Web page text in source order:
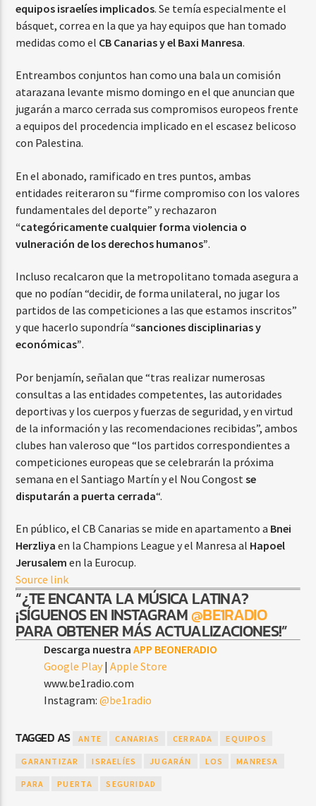
equipos israelíes implicados. Se temía especialmente el
básquet, correa en la que ya hay equipos que han tomado
medidas como el CB Canarias y el Baxi Manresa.
Entreambos conjuntos han como una bala un comisión
atarazana levante mismo domingo en el que anuncian que
jugarán a marco cerrada sus compromisos europeos frente
a equipos del procedencia implicado en el escasez belicoso
con Palestina.
En el abonado, ramificado en tres puntos, ambas
entidades reiteraron su “firme compromiso con los valores
fundamentales del deporte” y rechazaron
“categóricamente cualquier forma violencia o
vulneración de los derechos humanos”.
Incluso recalcaron que la metropolitano tomada asegura a
que no podían “decidir, de forma unilateral, no jugar los
partidos de las competiciones a las que estamos inscritos”
y que hacerlo supondría “sanciones disciplinarias y
económicas”.
Por benjamín, señalan que “tras realizar numerosas
consultas a las entidades competentes, las autoridades
deportivas y los cuerpos y fuerzas de seguridad, y en virtud
de la información y las recomendaciones recibidas”, ambos
clubes han valeroso que “los partidos correspondientes a
competiciones europeas que se celebrarán la próxima
semana en el Santiago Martín y el Nou Congostse
disputarán a puerta cerrada“.
En público, el CB Canarias se mide en apartamento a Bnei
Herzliya en la Champions League y el Manresa al Hapoel
Jerusalem en la Eurocup.
Source link
“¿TE ENCANTA LA MÚSICA LATINA?
¡SÍGUENOS EN INSTAGRAM@BE1RADIO
PARA OBTENER MÁS ACTUALIZACIONES!”
Descarga nuestraAPP BEONERADIO
Google Play |Apple Store
www.be1radio.com
Instagram:@be1radio
TAGGED AS ANTE CANARIAS CERRADA EQUIPOS
GARANTIZAR ISRAELÍES JUGARÁN LOS MANRESA
PARA PUERTA SEGURIDAD